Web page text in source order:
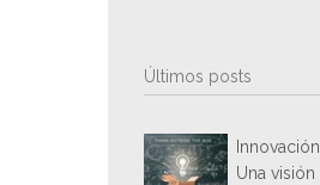
Últimos posts
Una